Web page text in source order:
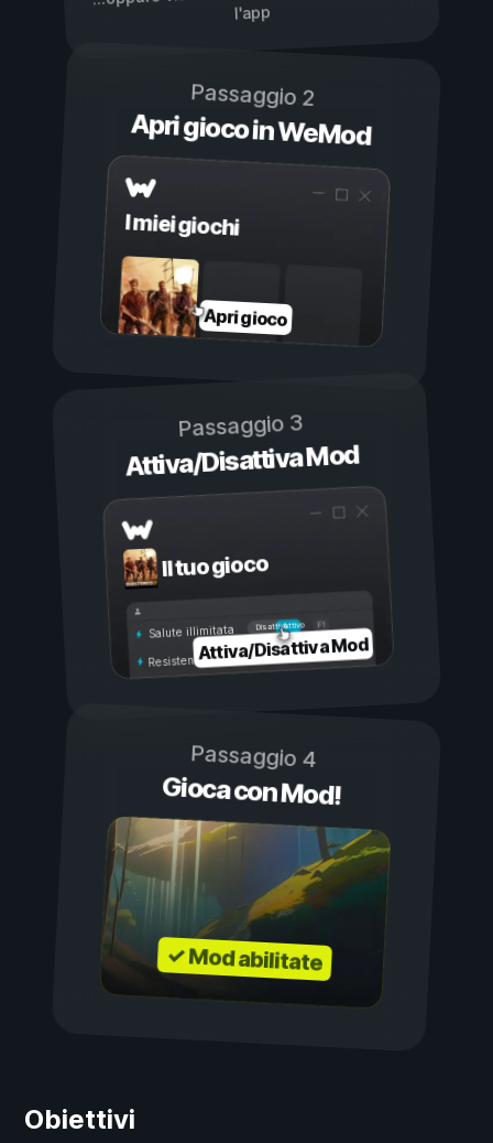
l'app
Passaggio 2
Apri gioco in WeMod
I miei giochi
Apri gioco
Passaggio 3
Attiva/Disattiva Mod
Il tuo gioco
Attivo
Disattivo
Salute illimitata
Resistenza illimitata
Attiva/Disattiva Mod
Passaggio 4
Gioca con Mod!
✓ Mod abilitate
Obiettivi